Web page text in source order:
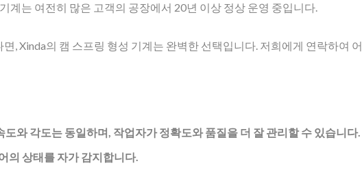
계는 여전히 많은 고객의 공장에서 20년 이상 정상 운영 중입니다.
, Xinda의 캠 스프링 형성 기계는 완벽한 선택입니다. 저희에게 연락하여 어
와 각도는 동일하며, 작업자가 정확도와 품질을 더 잘 관리할 수 있습니다.
의 상태를 자가 감지합니다.